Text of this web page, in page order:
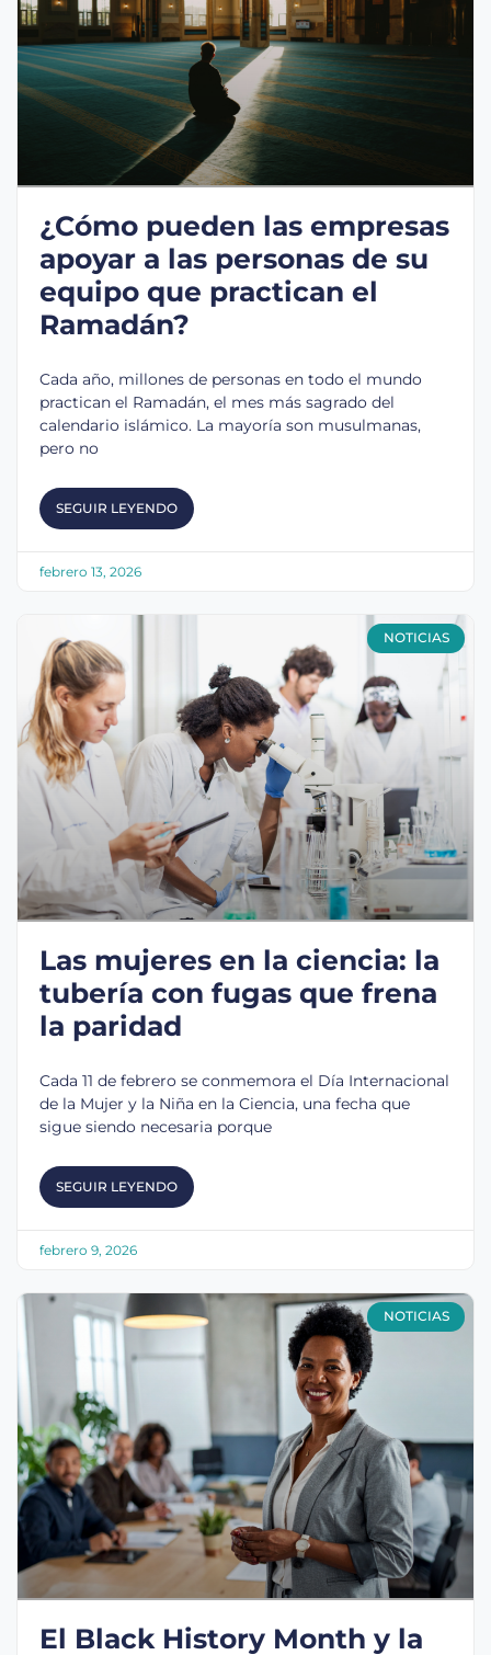
¿Cómo pueden las empresas
apoyar a las personas de su
equipo que practican el
Ramadán?
Cada año, millones de personas en todo el mundo
practican el Ramadán, el mes más sagrado del
calendario islámico. La mayoría son musulmanas,
pero no
SEGUIR LEYENDO
febrero 13, 2026
NOTICIAS
Las mujeres en la ciencia: la
tubería con fugas que frena
la paridad
Cada 11 de febrero se conmemora el Día Internacional
de la Mujer y la Niña en la Ciencia, una fecha que
sigue siendo necesaria porque
SEGUIR LEYENDO
febrero 9, 2026
NOTICIAS
El Black History Month y la